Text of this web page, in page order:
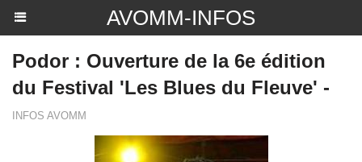
AVOMM-INFOS
Podor : Ouverture de la 6e édition
du Festival 'Les Blues du Fleuve' -
INFOS AVOMM